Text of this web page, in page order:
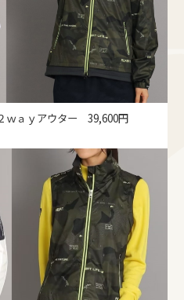
ｗａｙアウター 39,600円